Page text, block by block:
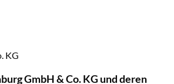
KG
GmbH & Co. KG und deren